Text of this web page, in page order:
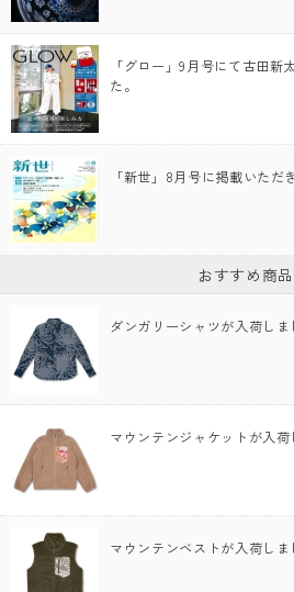
「グロー」9月号にて古田新
た。
「新世」8月号に掲載いただ
おすすめ商品
ダンガリーシャツが入荷しま
マウンテンジャケットが入荷
マウンテンベストが入荷しま